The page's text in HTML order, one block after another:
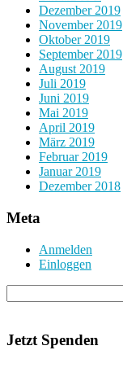
Dezember 2019
November 2019
Oktober 2019
September 2019
August 2019
Juli 2019
Juni 2019
Mai 2019
April 2019
März 2019
Februar 2019
Januar 2019
Dezember 2018
Meta
Anmelden
Einloggen
Jetzt Spenden